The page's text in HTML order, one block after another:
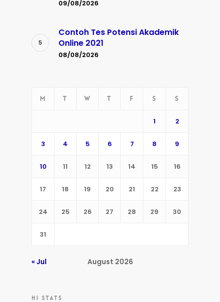
09/08/2026
Contoh Tes Potensi Akademik
Online 2021
08/08/2026
August 2026
M T W T F S S
1 2
3 4 5 6 7 8 9
10 11 12 13 14 15 16
17 18 19 20 21 22 23
24 25 26 27 28 29 30
31
« Jul
HI STATS